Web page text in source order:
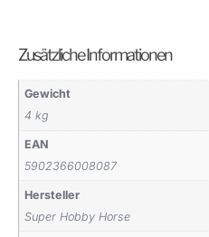
Zusätzliche Informationen
Gewicht
4 kg
EAN
5902366008087
Hersteller
Super Hobby Horse